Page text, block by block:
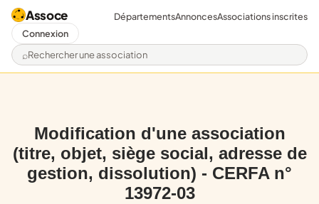
Assoce
Rechercher une association
DépartementsAnnoncesAssociations inscrites
Connexion
Modification d'une association
(titre, objet, siège social, adresse de
gestion, dissolution) - CERFA n°
13972-03